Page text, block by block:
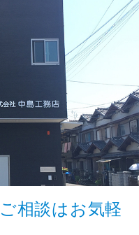
相談はお気軽